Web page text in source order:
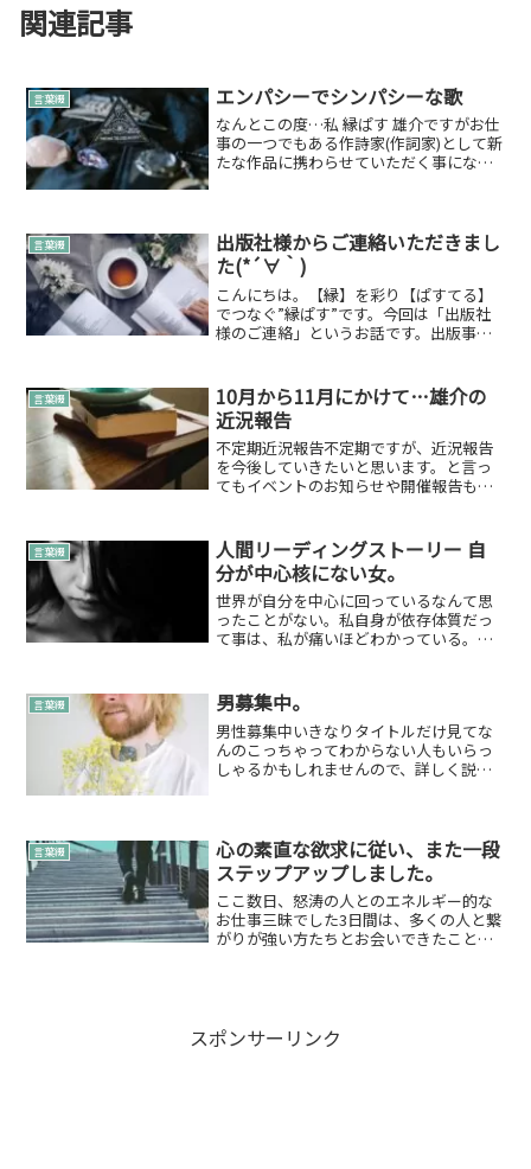
関連記事
言葉綴 エンパシーでシンパシーな歌
なんとこの度…私 縁ぱす 雄介ですがお仕
事の一つでもある作詩家(作詞家)として新
たな作品に携わらせていただく事になり
言葉綴
出版社様からご連絡いただきまし
た(*´∀｀)
こんにちは。【縁】を彩り【ぱすてる】
でつなぐ”縁ぱす”です。今回は「出版社
様のご連絡」というお話です。出版事業
削除」という依頼が来ましたので 弊社
の情報（社名、個人名な...
言葉綴
10月から11月にかけて…雄介の
近況報告
不定期近況報告不定期ですが、近況報告
を今後していきたいと思います。と言っ
てもイベントのお知らせや開催報告も多
交流会～たまに占い勉強～」 （神楽坂）
開催目的はみな...
言葉綴
人間リーディングストーリー 自
分が中心核にない女。
世界が自分を中心に回っているなんて思
ったことがない。私自身が依存体質だっ
て事は、私が痛いほどわかっている。だ
人間なんだから。バカじゃないから、利
口すぎるから立ち回りうま...
言葉綴 男募集中。
男性募集中いきなりタイトルだけ見てな
んのこっちゃってわからない人もいらっ
しゃるかもしれませんので、詳しく説明
歳の男性2...
言葉綴
心の素直な欲求に従い、また一段
ステップアップしました。
ここ数日、怒涛の人とのエネルギー的な
お仕事三昧でした3日間は、多くの人と繋
がりが強い方たちとお会いできたことで
スポンサーリンク